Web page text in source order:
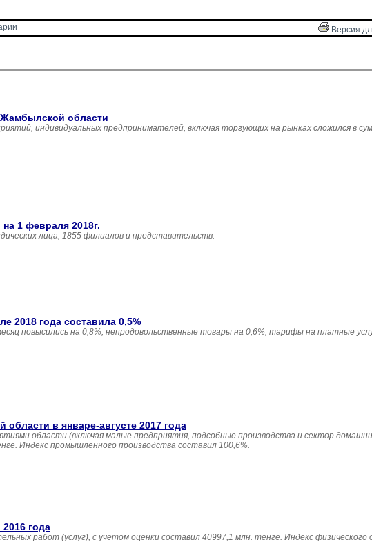
Версия
Жамбылской области
индивидуальных предпринимателей, включая торгующих на рынках сложился в
1 февраля 2018г.
лица, 1855 филиалов и представительств.
2018 года составила 0,5%
повысились на 0,8%, непродовольственные товары на 0,6%, тарифы на платные
в январе-августе 2017 года
области (включая малые предприятия, подсобные производства и сектор
Индекс промышленного производства составил 100,6%.
года
работ (услуг), с учетом оценки составил 40997,1 млн. тенге. Индекс физического